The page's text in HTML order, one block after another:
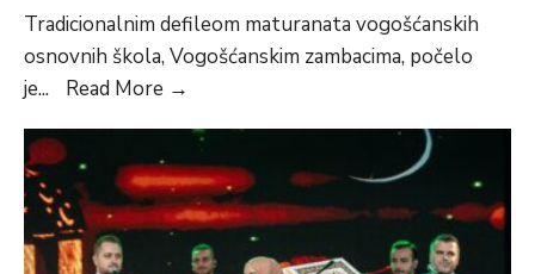
Tradicionalnim defileom maturanata vogošćanskih
osnovnih škola, Vogošćanskim zambacima, počelo
je... Read More →
manifestacija
Vogošćanski
dani